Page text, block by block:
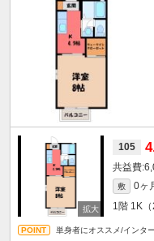
105
敷 0ヶ
1階 1K
単身者にオススメ/インタ